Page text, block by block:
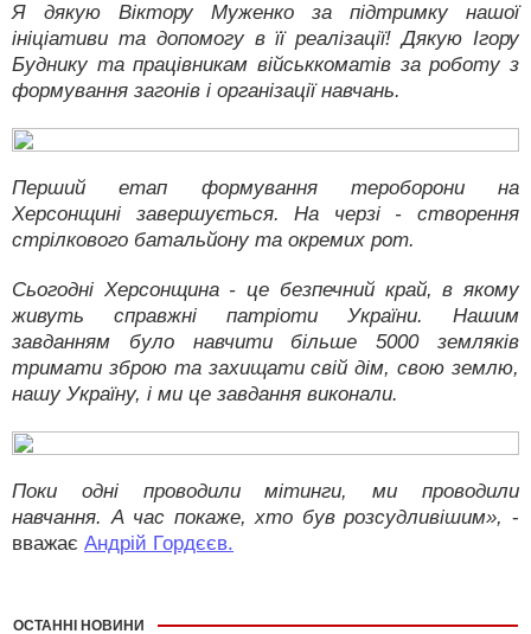
Я дякую Віктору Муженко за підтримку нашої
ініціативи та допомогу в її реалізації! Дякую Ігору
Буднику та працівникам військкоматів за роботу з
формування загонів і організації навчань.
Перший етап формування тероборони на
Херсонщині завершується. На черзі - створення
стрілкового батальйону та окремих рот.
Сьогодні Херсонщина - це безпечний край, в якому
живуть справжні патріоти України. Нашим
завданням було навчити більше 5000 земляків
тримати зброю та захищати свій дім, свою землю,
нашу Україну, і ми це завдання виконали.
Поки одні проводили мітинги, ми проводили
навчання. А час покаже, хто був розсудливішим», -
вважає Андрій Гордєєв.
ОСТАННІ НОВИНИ